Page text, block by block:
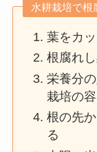
水耕栽培で根
葉をカ
根腐れ
栄養分
栽培の
根の先
る